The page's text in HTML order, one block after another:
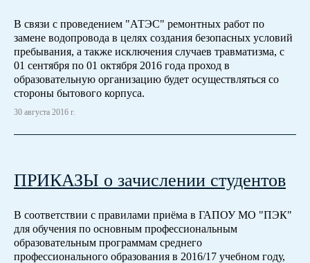
В связи с проведением "АТЭС" ремонтных работ по
замене водопровода в целях создания безопасных условий
пребывания, а также исключения случаев травматизма, с
01 сентября по 01 октября 2016 года проход в
образовательную организацию будет осуществляться со
стороны бытового корпуса.
30 августа 2016 г.
ПРИКАЗЫ о зачислении студентов
В соответствии с правилами приёма в ГАПОУ МО "ПЭК"
для обучения по основным профессиональным
образовательным программам среднего
профессионального образования в 2016/17 учебном году,